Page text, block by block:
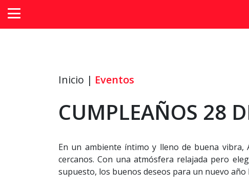
Inicio | Eventos
CUMPLEAÑOS 28
En un ambiente íntimo y lleno de buena vibra,
cercanos. Con una atmósfera relajada pero
supuesto, los buenos deseos para un nuevo